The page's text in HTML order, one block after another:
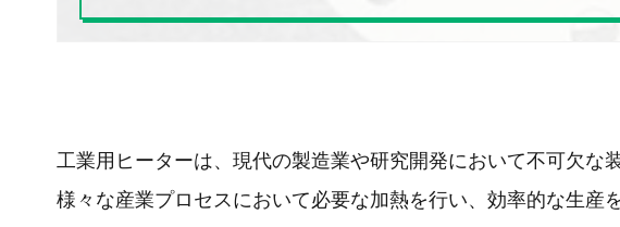
工業用ヒーターは、現代の製造業や研究開発において不可欠な
様々な産業プロセスにおいて必要な加熱を行い、効率的な生産